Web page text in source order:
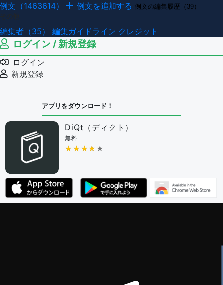
例文（1463614） 例文を追加する 例文の編集履歴（39）
編集者（35） 編集ガイドライン クレジット
ログイン / 新規登録
ログイン
新規登録
アプリをダウンロード！
DiQt（ディクト）
無料
★★★★★
★★★★★